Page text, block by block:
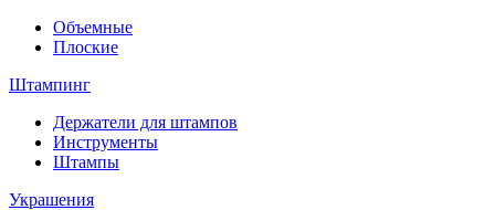
Объемные
Плоские
Штампинг
Держатели для штампов
Инструменты
Штампы
Украшения